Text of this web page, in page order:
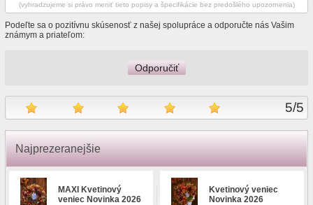
Podeľte sa o pozitívnu skúsenosť z našej spolupráce a odporučte nás Vašim
známym a priateľom:
Odporučiť
5/5
Najprezeranejšie
MAXI Kvetinový
veniec Novinka 2026
Kvetinový veniec
Novinka 2026
(vyhradzujeme si právo meniť tieto popisy a špecifikácie bez predošlého upozornenia)